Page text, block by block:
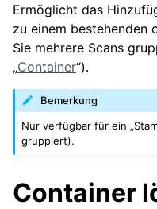
Ermöglicht das
zu einem bestehenden
Sie mehrere Scans
„Container“).
Bemerkung
Nur verfügbar für ein
gruppiert).
Container